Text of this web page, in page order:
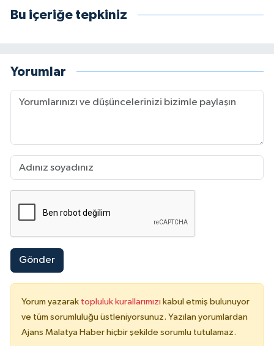
Bu içeriğe tepkiniz
Yorumlar
Gönder
Yorum yazarak topluluk kurallarımızı kabul etmiş bulunuyor
ve tüm sorumluluğu üstleniyorsunuz. Yazılan yorumlardan
Ajans Malatya Haber hiçbir şekilde sorumlu tutulamaz.